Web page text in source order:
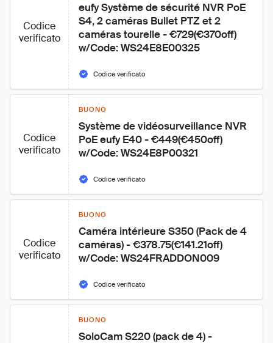
Codice
verificato
eufy Système de sécurité NVR PoE
S4, 2 caméras Bullet PTZ et 2
caméras tourelle - €729(€370off)
w/Code: WS24E8E00325
Codice verificato
Codice
verificato
BUONO
Système de vidéosurveillance NVR
PoE eufy E40 - €449(€450off)
w/Code: WS24E8P00321
Codice verificato
Codice
verificato
BUONO
Caméra intérieure S350 (Pack de 4
caméras) - €378.75(€141.21off)
w/Code: WS24FRADDON009
Codice verificato
BUONO
SoloCam S220 (pack de 4) -